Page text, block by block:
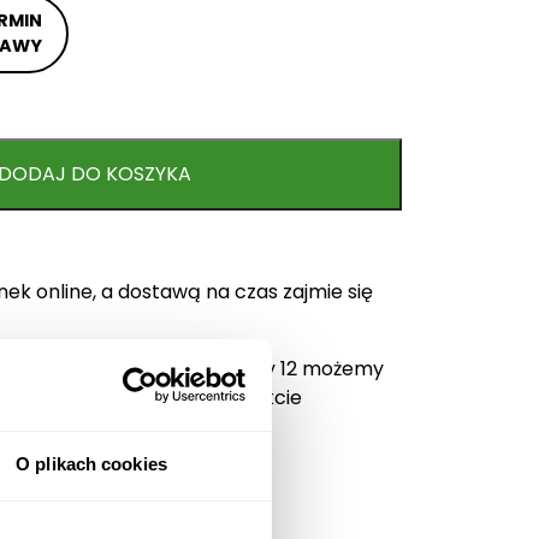
O plikach cookies
DODAJ DO KOSZYKA
online, a dostawą na czas zajmie się
opłacone do godziny 12 możemy
dnia po uprzednim kontakcie